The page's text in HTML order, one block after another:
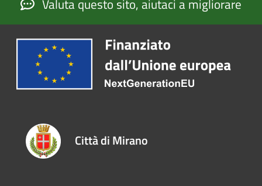
Valuta questo sito, aiutaci a migliorare
Città di Mirano